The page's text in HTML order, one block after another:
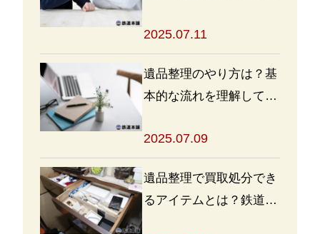
2025.07.11
遺品整理のやり方は？基
本的な流れを理解して買
めよう
2025.07.09
遺品整理で買取処分でき
るアイテムとは？鉄道グ